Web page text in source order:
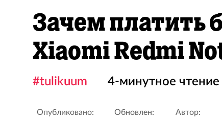
Зачем платить
Xiaomi Redmi
#tulikuum 4-минутное чтение
Опубликовано:
Обновлен:
Автор: